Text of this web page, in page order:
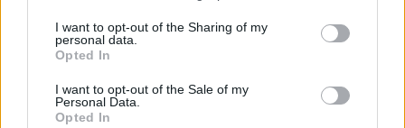
I want to opt-out of the Sharing of my
personal data.
Opted In
I want to opt-out of the Sale of my
Personal Data.
Opted In